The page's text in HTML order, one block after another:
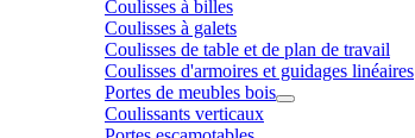
Coulisses à billes
Coulisses à galets
Coulisses de table et de plan de travail
Coulisses d'armoires et guidages linéaires
Portes de meubles bois
Coulissants verticaux